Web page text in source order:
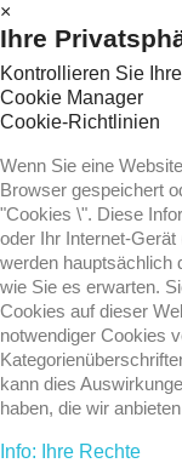
×
Ihre
Kontrollieren Sie
Cookie Manager
Cookie-Richtlinien
Wenn Sie eine
Browser gespeichert
"Cookies \". Diese
oder Ihr Internet-Gerät
werden hauptsächlich
wie Sie es erwarten.
Cookies auf dieser
notwendiger Cookies
kann dies
haben, die wir
Info: Ihre Rechte